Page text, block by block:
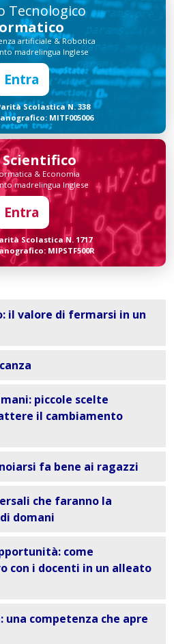
Tecnologico
artificiale & Robotica
madrelingua Inglese
Entra
Scolastica N. 338
MITF005006
Scientifico
& Economia
madrelingua Inglese
Entra
Scolastica N. 1717
MIPSTF500R
il valore di fermarsi in un
piccole scelte
il cambiamento
fa bene ai ragazzi
che faranno la
domani
come
con i docenti in un alleato
una competenza che apre